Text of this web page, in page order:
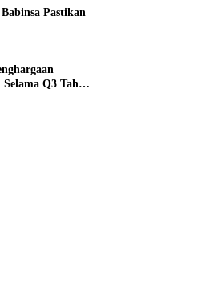
Pastikan
Q3 Tahun